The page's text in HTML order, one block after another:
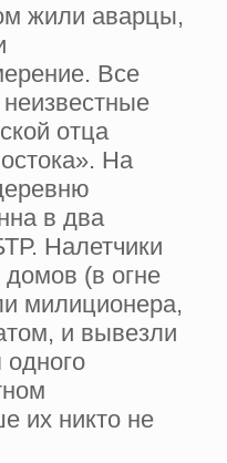
жили аварцы,
Все
неизвестные
отца
На
в два
Налетчики
домов (в огне
милиционера,
и вывезли
одного
их никто не